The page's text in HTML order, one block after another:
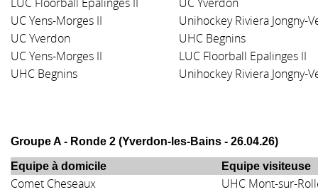
UC Yens-Morges II
Unihockey Riviera Jongny-
UC Yverdon
UHC Begnins
UC Yens-Morges II
LUC Floorball Epalinges II
UHC Begnins
Unihockey Riviera Jongny-
Groupe A - Ronde 2 (Yverdon-les-Bains - 26.04.26)
Equipe à domicile Equipe visiteuse
Comet Cheseaux
UHC Mont-sur-